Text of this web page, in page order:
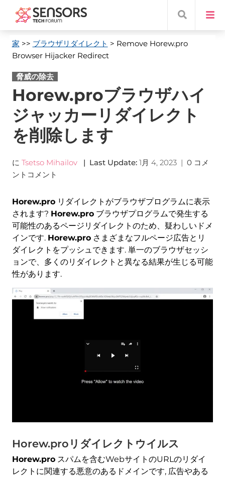
家 >> ブラウザリダイレクト > Remove Horew.pro
Browser Hijacker Redirect
脅威の除去
Horew.proブラウザハイ
ジャッカーリダイレクト
を削除します
に Tsetso Mihailov | Last Update: 1月 4, 2023| 0 コメ
ントコメント
Horew.proリダイレクトがブラウザプログラムに表示
されます? Horew.proブラウザプログラムで発生する
可能性のあるページリダイレクトのため、疑わしいドメ
インです. Horew.proさまざまなフルページ広告とリ
ダイレクトをプッシュできます. 単一のブラウザセッシ
ョンで、多くのリダイレクトと異なる結果が生じる可能
性があります.
Horew.proリダイレクトウイルス
Horew.proスパムを含むWebサイトのURLのリダイ
レクトに関連する悪意のあるドメインです, 広告やある